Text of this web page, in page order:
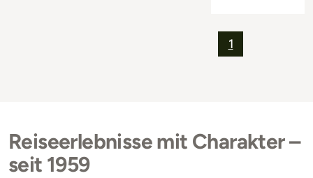
1
Reiseerlebnisse mit Charakter –
seit 1959